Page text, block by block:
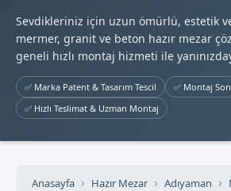
Sevdikleriniz için uzun ömürlü, estetik
mermer, granit ve beton hazır mezar
geneli hızlı montaj hizmeti ile
✅ Marka Patent & Tasarım Tescil
✅ Montaj
✅ Hızlı Teslimat & Uzman Montaj
Anasayfa Hazır Mezar Adıyaman